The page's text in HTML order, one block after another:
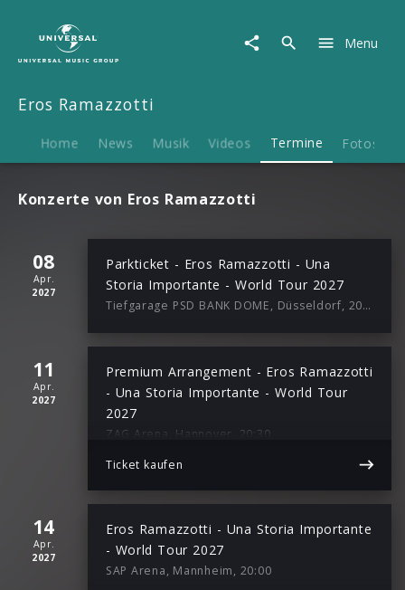
Ramazzotti
Termine
Menu
Eros Ramazzotti
Home News Musik Videos Termine Fotos
Konzerte von Eros Ramazzotti
08
Apr.
2027
Parkticket - Eros Ramazzotti - Una
Storia Importante - World Tour 2027
Tiefgarage PSD BANK DOME, Düsseldorf, 20:00
11
Apr.
2027
Premium Arrangement - Eros Ramazzotti
- Una Storia Importante - World Tour
2027
ZAG Arena, Hannover, 20:30
Ticket kaufen
14
Apr.
2027
Eros Ramazzotti - Una Storia Importante
- World Tour 2027
SAP Arena, Mannheim, 20:00